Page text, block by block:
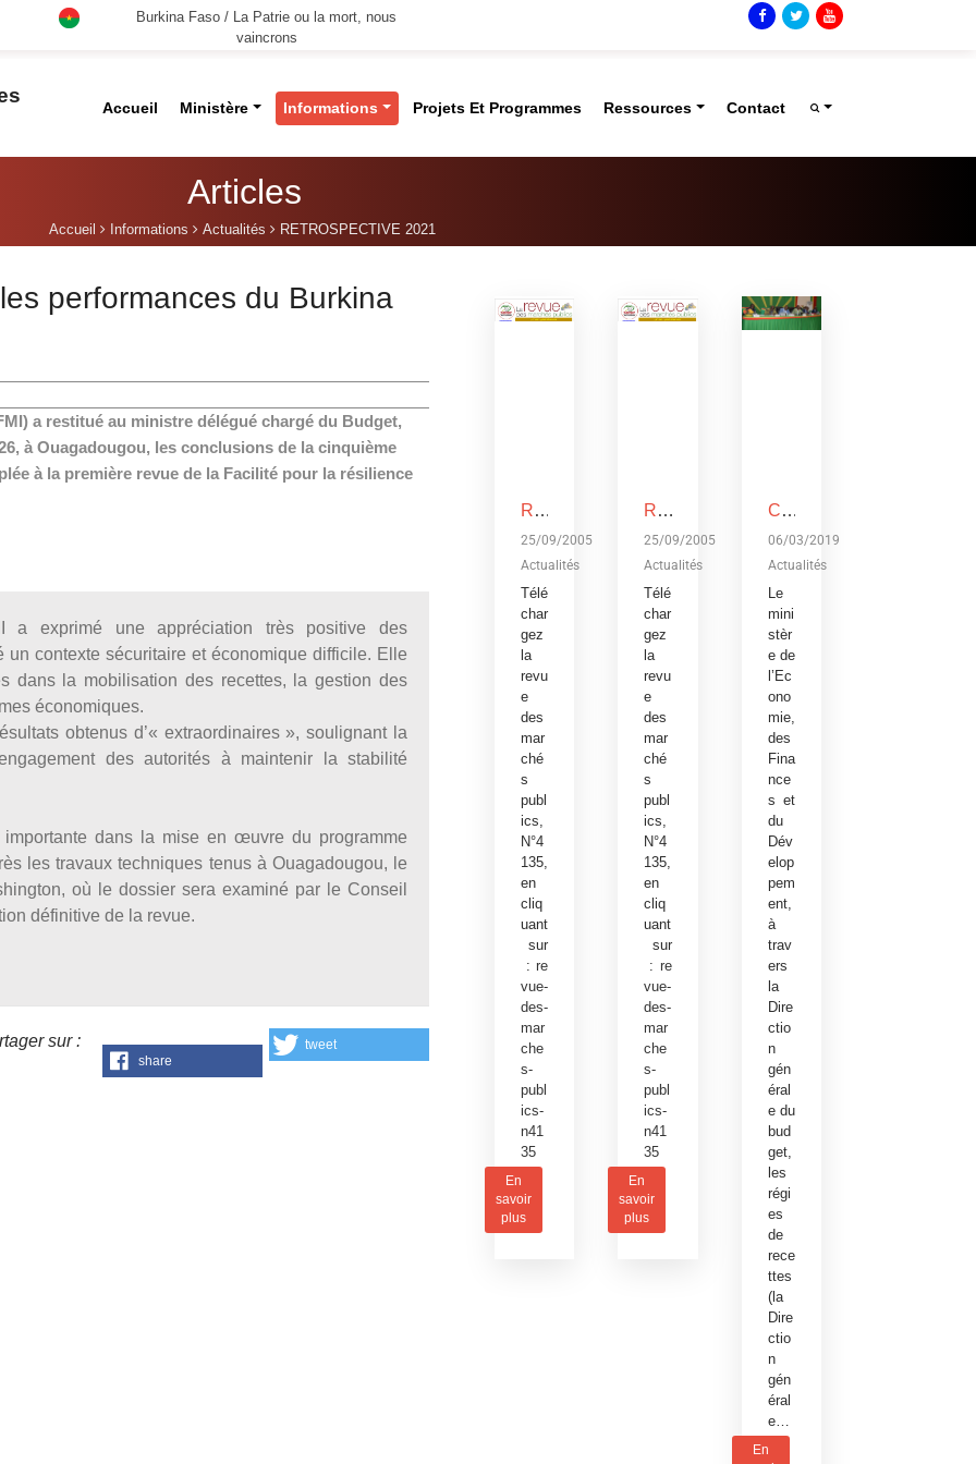
Burkina Faso / La Patrie ou la mort, nous
vaincrons
Accueil Ministère Informations Projets Et Programmes Ressources Contact
Articles
Accueil Informations Actualités RETROSPECTIVE 2021
performances du Burkina
a restitué au ministre délégué chargé du Budget,
à Ouagadougou, les conclusions de la cinquième
à la première revue de la Facilité pour la résilience
a exprimé une appréciation très positive des
contexte sécuritaire et économique difficile. Elle
dans la mobilisation des recettes, la gestion des
économiques.
obtenus d’« extraordinaires », soulignant la
des autorités à maintenir la stabilité
dans la mise en œuvre du programme
les travaux techniques tenus à Ouagadougou, le
où le dossier sera examiné par le Conseil
définitive de la revue.
sur :
share
tweet
REVUE DES MARCHES PUBLICS, N°4135
25/09/2005
Actualités
Télé
char
gez
la
revu
e
des
mar
ché
s
publ
ics,
N°4
135,
en
cliq
uant
sur
:re
vue-
des-
mar
che
s-
publ
ics-
n41
35
En
savoir
plus
REVUE DES MARCHES PUBLICS, N°4135
25/09/2005
Actualités
Télé
char
gez
la
revu
e
des
mar
ché
s
publ
ics,
N°4
135,
en
cliq
uant
sur
: re
vue-
des-
mar
che
s-
publ
ics-
n41
35
En
savoir
plus
Conférence publique sur le budget de l’Etat, exercice 2019: Devoir de transparence vis-à-vis des citoyens burkinabè
06/03/2019
Actualités
Le
mini
stèr
e de
l’Ec
ono
mie,
des
Fina
nce
s et
du
Dév
elop
pem
ent,
à
trav
ers
la
Dire
ctio
n
gén
éral
e du
bud
get,
les
régi
es
de
rece
ttes
(la
Dire
ctio
n
gén
éral
e…
En